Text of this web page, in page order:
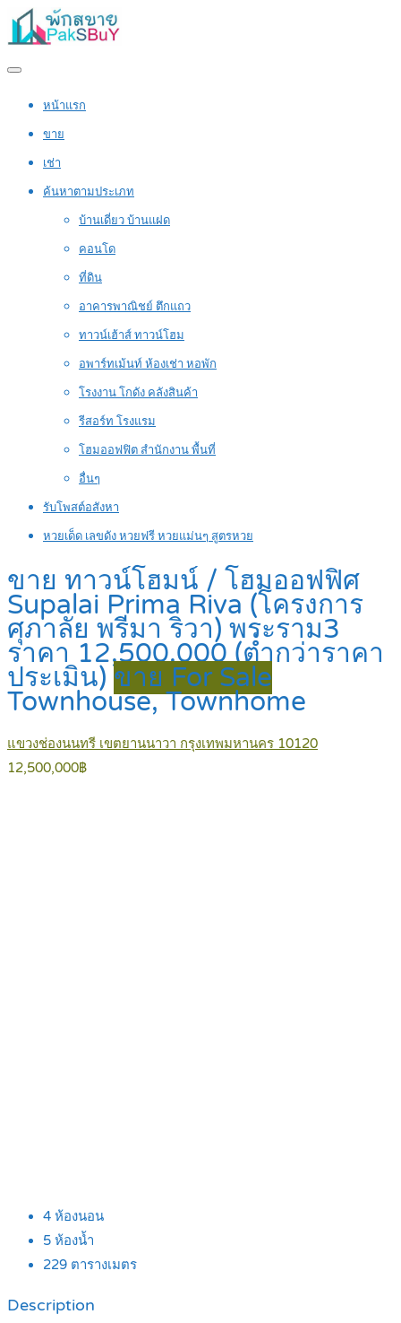
หน้าแรก
ขาย
เช่า
ค้นหาตามประเภท
บ้านเดี่ยว บ้านแฝด
คอนโด
ที่ดิน
อาคารพาณิชย์ ตึกแถว
ทาวน์เฮ้าส์ ทาวน์โฮม
อพาร์ทเม้นท์ ห้องเช่า หอพัก
โรงงาน โกดัง คลังสินค้า
รีสอร์ท โรงแรม
โฮมออฟฟิต สำนักงาน พื้นที่
อื่นๆ
รับโพสต์อสังหา
หวยเด็ด เลขดัง หวยฟรี หวยแม่นๆ สูตรหวย
ขาย ทาวน์โฮมน์ / โฮมออฟฟิศ
Supalai Prima Riva (โครงการ
ศุภาลัย พรีมา ริวา) พระราม3
ราคา 12,500,000 (ต่ำกว่าราคา
ประเมิน)ขาย For Sale
Townhouse, Townhome
แขวงช่องนนทรี เขตยานนาวา กรุงเทพมหานคร 10120
12,500,000฿
4 ห้องนอน
5 ห้องน้ำ
229 ตารางเมตร
Description